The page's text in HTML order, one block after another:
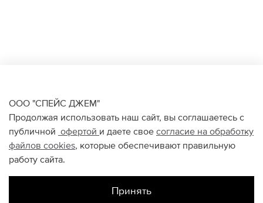
ООО "СПЕЙС ДЖЕМ"
Продолжая использовать наш сайт, вы соглашаетесь с
публичной офертой и даете свое согласие на обработку
файлов cookies, которые обеспечивают правильную
работу сайта.
Принять